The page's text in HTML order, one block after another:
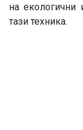
на екологични
тази техника.